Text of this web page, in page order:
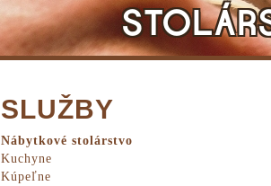
SLUŽBY
Nábytkové stolárstvo
Kuchyne
Kúpeľne